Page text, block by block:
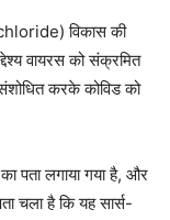
विकास की
वायरस को संक्रमित
करके कोविड को
पता लगाया गया है, और
चला है कि यह सार्स-